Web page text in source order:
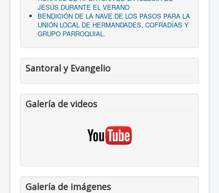
JESÚS DURANTE EL VERANO
BENDICIÓN DE LA NAVE DE LOS PASOS PARA LA
UNIÓN LOCAL DE HERMANDADES, COFRADÍAS Y
GRUPO PARROQUIAL.
Santoral y Evangelio
Galería de videos
Galería de imágenes